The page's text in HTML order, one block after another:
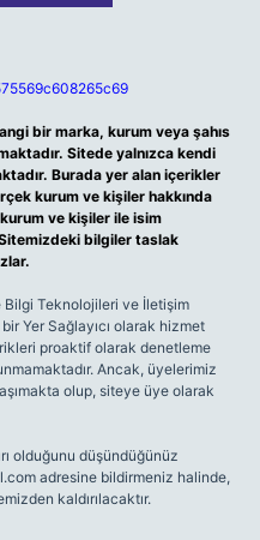
bir marka, kurum veya şahıs
Sitede yalnızca kendi
Burada yer alan içerikler
kurum ve kişiler hakkında
ve kişiler ile isim
bilgiler taslak
Bilgi Teknolojileri ve İletişim
Yer Sağlayıcı olarak hizmet
proaktif olarak denetleme
Ancak, üyelerimiz
olup, siteye üye olarak
olduğunu düşündüğünüz
adresine bildirmeniz halinde,
kaldırılacaktır.